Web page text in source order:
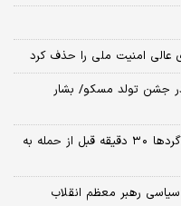
امنیت ملی را حذف کرد
جشن تولد مسکو/ بشار
رئیس سازمان هواپیمایی: گزارش ورود هواگردها ٣٠ دقیقه قبل از حمله به
سیاسی رهبر معظم انقلاب